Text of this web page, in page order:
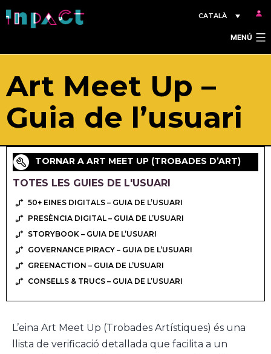
Vés
al
CATALÀ
MENÚ
Art Meet Up –
Guia de l’usuari
L’eina Art Meet Up (Trobades Artístiques) és una
llista de verificació detallada que facilita a un
TORNAR A ART MEET UP (TROBADES D’ART)
TOTES LES GUIES DE L'USUARI
50+ EINES DIGITALS – GUIA DE L’USUARI
PRESÈNCIA DIGITAL – GUIA DE L’USUARI
STORYBOOK – GUIA DE L’USUARI
GOVERNANCE PIRACY – GUIA DE L’USUARI
GREENACTION – GUIA DE L’USUARI
CONSELLS & TRUCS – GUIA DE L’USUARI